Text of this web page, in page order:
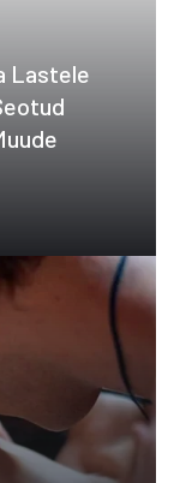
Lastele